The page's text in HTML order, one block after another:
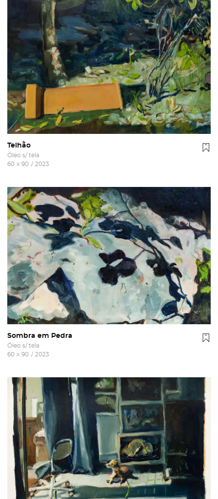
Telhão
Óleo s/ tela
60 x 90 / 2023
Sombra em Pedra
Óleo s/ tela
60 x 90 / 2023